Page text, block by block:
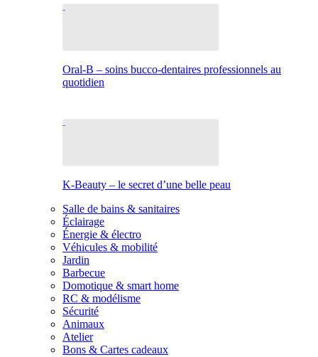
Oral-B – soins bucco-dentaires professionnels au
quotidien
K-Beauty – le secret d’une belle peau
Salle de bains & sanitaires
Éclairage
Énergie & électro
Véhicules & mobilité
Jardin
Barbecue
Domotique & smart home
RC & modélisme
Sécurité
Animaux
Atelier
Bons & Cartes cadeaux